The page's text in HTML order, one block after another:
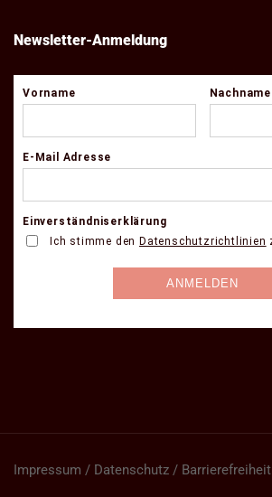
Newsletter-Anmeldung
Impressum / Datenschutz / Barrierefreiheit